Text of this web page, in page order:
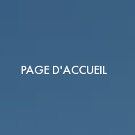
PAGE D'ACCUEIL